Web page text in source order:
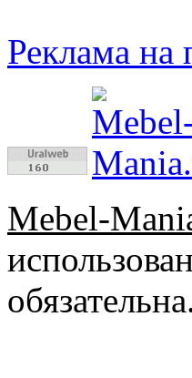
Реклама на
Mebel-